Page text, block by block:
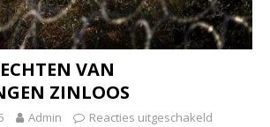
VAN
ZINLOOS
Admin Reacties uitgeschakeld